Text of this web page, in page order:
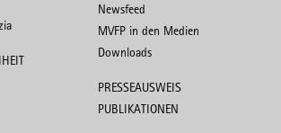
Newsfeed
MVFP in den Medien
Downloads
PRESSEAUSWEIS
PUBLIKATIONEN